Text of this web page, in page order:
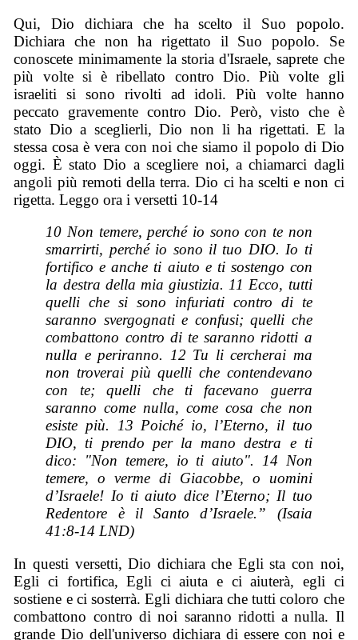
Qui, Dio dichiara che ha scelto il Suo popolo.
Dichiara che non ha rigettato il Suo popolo. Se
conoscete minimamente la storia d'Israele, saprete che
più volte si è ribellato contro Dio. Più volte gli
israeliti si sono rivolti ad idoli. Più volte hanno
peccato gravemente contro Dio. Però, visto che è
stato Dio a sceglierli, Dio non li ha rigettati. E la
stessa cosa è vera con noi che siamo il popolo di Dio
oggi. È stato Dio a scegliere noi, a chiamarci dagli
angoli più remoti della terra. Dio ci ha scelti e non ci
rigetta. Leggo ora i versetti 10-14
10 Non temere, perché io sono con te non
smarrirti, perché io sono il tuo DIO. Io ti
fortifico e anche ti aiuto e ti sostengo con
la destra della mia giustizia. 11 Ecco, tutti
quelli che si sono infuriati contro di te
saranno svergognati e confusi; quelli che
combattono contro di te saranno ridotti a
nulla e periranno. 12 Tu li cercherai ma
non troverai più quelli che contendevano
con te; quelli che ti facevano guerra
saranno come nulla, come cosa che non
esiste più. 13 Poiché io, l’Eterno, il tuo
DIO, ti prendo per la mano destra e ti
dico: "Non temere, io ti aiuto". 14 Non
temere, o verme di Giacobbe, o uomini
d’Israele! Io ti aiuto dice l’Eterno; Il tuo
Redentore è il Santo d’Israele.” (Isaia
41:8-14 LND)
In questi versetti, Dio dichiara che Egli sta con noi,
Egli ci fortifica, Egli ci aiuta e ci aiuterà, egli ci
sostiene e ci sosterrà. Egli dichiara che tutti coloro che
combattono contro di noi saranno ridotti a nulla. Il
grande Dio dell'universo dichiara di essere con noi e